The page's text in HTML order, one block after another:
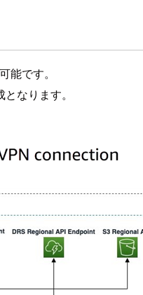
です。
なります。